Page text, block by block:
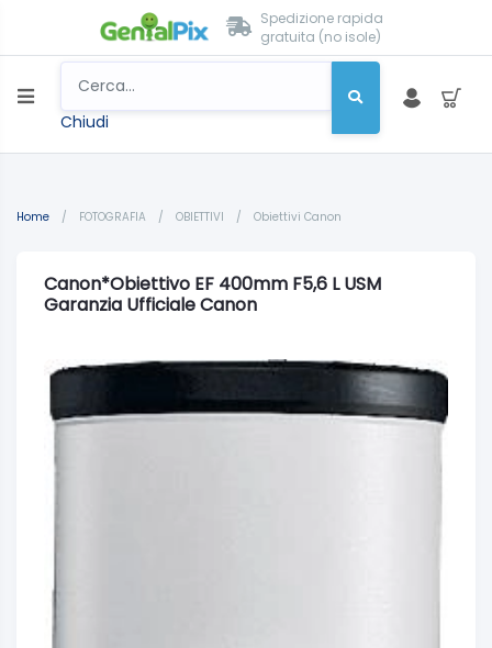
Spedizione rapida
gratuita (no isole)
Chiudi
Home / FOTOGRAFIA / OBIETTIVI / Obiettivi Canon
Canon*Obiettivo EF 400mm F5,6 L USM
Garanzia Ufficiale Canon